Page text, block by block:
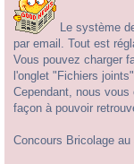
Le système
par email. Tout est
Vous pouvez charger
l'onglet "Fichiers
Cependant, nous
façon à pouvoir
Concours Bricolage au